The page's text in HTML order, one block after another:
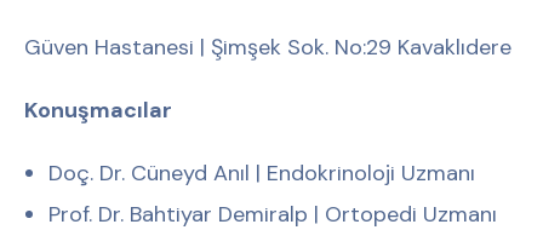
Güven Hastanesi | Şimşek Sok. No:29 Kavaklıdere
Konuşmacılar
Doç. Dr. Cüneyd Anıl | Endokrinoloji Uzmanı
Prof. Dr. Bahtiyar Demiralp | Ortopedi Uzmanı